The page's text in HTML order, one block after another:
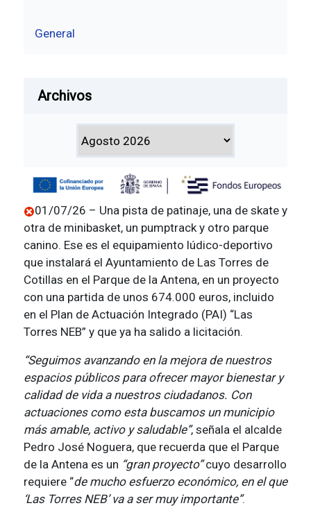
General
Archivos
01/07/26 – Una pista de patinaje, una de skate y
otra de minibasket, un pumptrack y otro parque
canino. Ese es el equipamiento lúdico-deportivo
que instalará el Ayuntamiento de Las Torres de
Cotillas en el Parque de la Antena, en un proyecto
con una partida de unos 674.000 euros, incluido
en el Plan de Actuación Integrado (PAI) “Las
Torres NEB” y que ya ha salido a licitación.
“Seguimos avanzando en la mejora de nuestros
espacios públicos para ofrecer mayor bienestar y
calidad de vida a nuestros ciudadanos. Con
actuaciones como esta buscamos un municipio
más amable, activo y saludable”, señala el alcalde
Pedro José Noguera, que recuerda que el Parque
de la Antena es un “gran proyecto”cuyo desarrollo
requiere “de mucho esfuerzo económico, en el que
‘Las Torres NEB’ va a ser muy importante”.